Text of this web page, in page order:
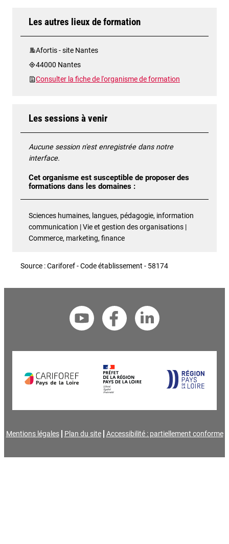
Les autres lieux de formation
Afortis - site Nantes
44000 Nantes
Consulter la fiche de l'organisme de formation
Les sessions à venir
Aucune session n'est enregistrée dans notre
interface.
Cet organisme est susceptible de proposer des
formations dans les domaines :
Sciences humaines, langues, pédagogie, information
communication | Vie et gestion des organisations |
Commerce, marketing, finance
Source : Cariforef - Code établissement - 58174
Mentions légales Plan du site Accessibilité : partiellement conforme